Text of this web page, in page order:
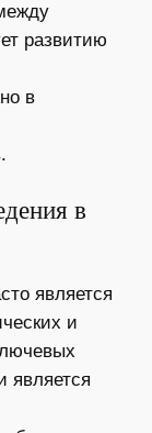
развитию
в
в
является
и
является